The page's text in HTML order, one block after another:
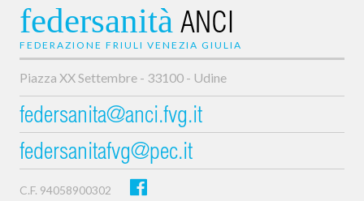
federsanità ANCI
FEDERAZIONE FRIULI VENEZIA GIULIA
Piazza XX Settembre - 33100 - Udine
federsanita@anci.fvg.it
federsanitafvg@pec.it
C.F. 94058900302